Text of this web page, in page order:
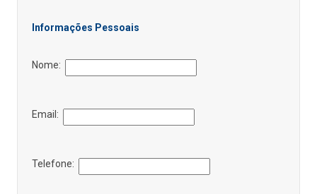
Informações Pessoais
Nome:
Email:
Telefone: